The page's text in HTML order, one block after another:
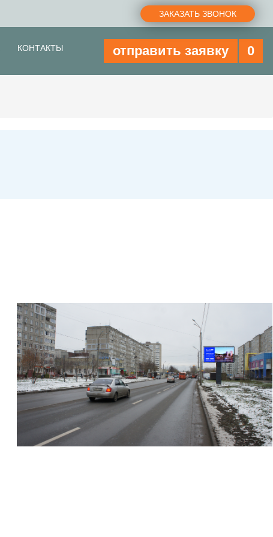
ЗАКАЗАТЬ ЗВОНОК
КОНТАКТЫ отправить заявку 0